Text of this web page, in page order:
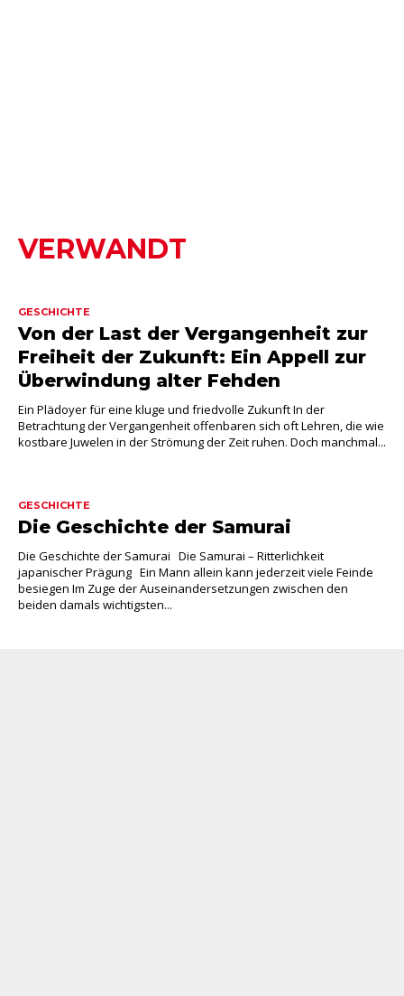
VERWANDT
GESCHICHTE
Von der Last der Vergangenheit zur
Freiheit der Zukunft: Ein Appell zur
Überwindung alter Fehden
Ein Plädoyer für eine kluge und friedvolle Zukunft In der
Betrachtung der Vergangenheit offenbaren sich oft Lehren, die wie
kostbare Juwelen in der Strömung der Zeit ruhen. Doch manchmal...
GESCHICHTE
Die Geschichte der Samurai
Die Geschichte der Samurai Die Samurai – Ritterlichkeit
japanischer Prägung Ein Mann allein kann jederzeit viele Feinde
besiegen Im Zuge der Auseinandersetzungen zwischen den
beiden damals wichtigsten...